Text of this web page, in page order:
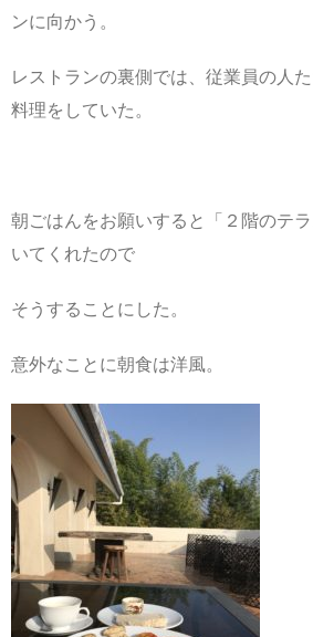
ンに向かう。
レストランの裏側では、従業員の人
料理をしていた。
朝ごはんをお願いすると「２階のテ
いてくれたので
そうすることにした。
意外なことに朝食は洋風。